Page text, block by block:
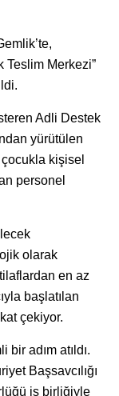
Teslim Merkezi”
Adli Destek
yürütülen
kişisel
personel
olarak
en az
başlatılan
çekiyor.
adım atıldı.
Başsavcılığı
iş birliğiyle